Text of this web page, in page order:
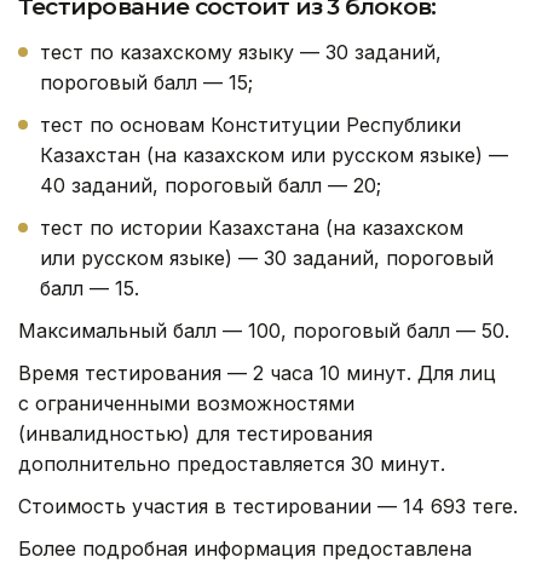
Тестирование состоит из 3 блоков:
тест по казахскому языку — 30 заданий,
пороговый балл — 15;
тест по основам Конституции Республики
Казахстан (на казахском или русском языке) —
40 заданий, пороговый балл — 20;
тест по истории Казахстана (на казахском
или русском языке) — 30 заданий, пороговый
балл — 15.
Максимальный балл — 100, пороговый балл — 50.
Время тестирования — 2 часа 10 минут. Для лиц
с ограниченными возможностями
(инвалидностью) для тестирования
дополнительно предоставляется 30 минут.
Стоимость участия в тестировании — 14 693 теңге.
Более подробная информация предоставлена